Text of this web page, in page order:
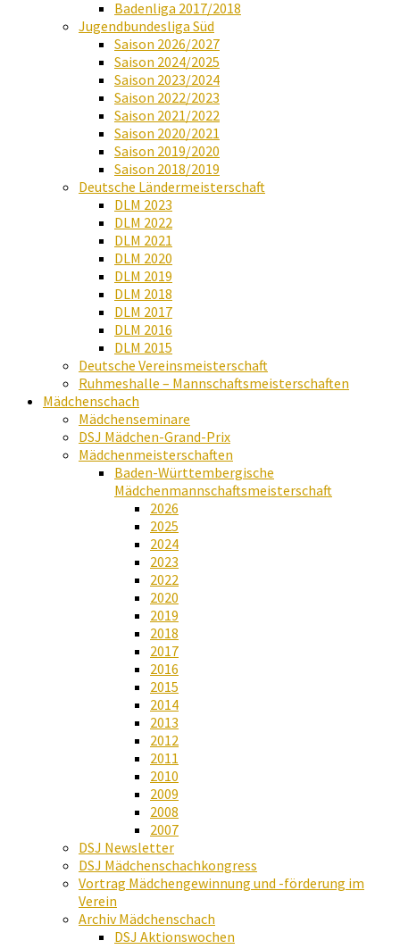
Badenliga 2017/2018
Jugendbundesliga Süd
Saison 2026/2027
Saison 2024/2025
Saison 2023/2024
Saison 2022/2023
Saison 2021/2022
Saison 2020/2021
Saison 2019/2020
Saison 2018/2019
Deutsche Ländermeisterschaft
DLM 2023
DLM 2022
DLM 2021
DLM 2020
DLM 2019
DLM 2018
DLM 2017
DLM 2016
DLM 2015
Deutsche Vereinsmeisterschaft
Ruhmeshalle – Mannschaftsmeisterschaften
Mädchenschach
Mädchenseminare
DSJ Mädchen-Grand-Prix
Mädchenmeisterschaften
Baden-Württembergische
Mädchenmannschaftsmeisterschaft
2026
2025
2024
2023
2022
2020
2019
2018
2017
2016
2015
2014
2013
2012
2011
2010
2009
2008
2007
DSJ Newsletter
DSJ Mädchenschachkongress
Vortrag Mädchengewinnung und -förderung im
Verein
Archiv Mädchenschach
DSJ Aktionswochen